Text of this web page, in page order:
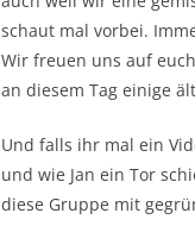
schaut mal vorbei.
Wir freuen uns auf
an diesem Tag einige
Und falls ihr mal ein
und wie Jan ein Tor
diese Gruppe mit